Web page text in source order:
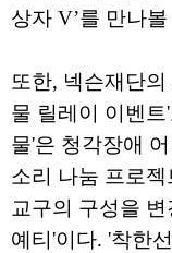
상자 V’를 만나
또한, 넥슨재단
물 릴레이 이벤
물'은 청각장애
소리 나눔 프로
교구의 구성을
예티'이다. '착한